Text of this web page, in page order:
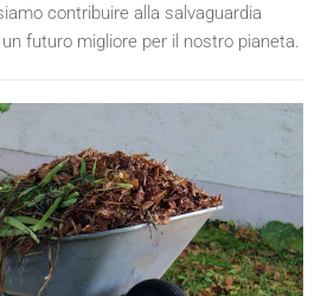
contribuire alla salvaguardia
futuro migliore per il nostro pianeta.